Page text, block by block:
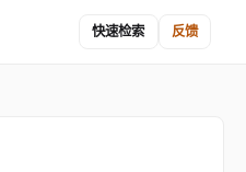
快速检索 反馈